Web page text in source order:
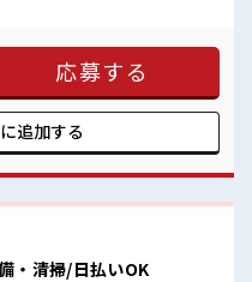
働き方もできます！ ≪無理なく
は月20時間未満で、 ほどよく
リ≫ 制服があるので、 毎日の
方も大カンゲイ≫ 新しいことに
ど、 しっかり働く環境が整って
ステップUP目指していきまし
職場にはロッカー完備！ 私物の
ね★ 寮もあるので遠方からの方
応募する
追加する
・清掃/日払いOK